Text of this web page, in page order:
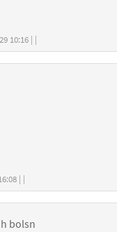
Зочин хэзээ бичсэн: 2025-05-29 10:16 | |
her хэзээ бичсэн: 2023-04-01 16:08 | |
bolsn